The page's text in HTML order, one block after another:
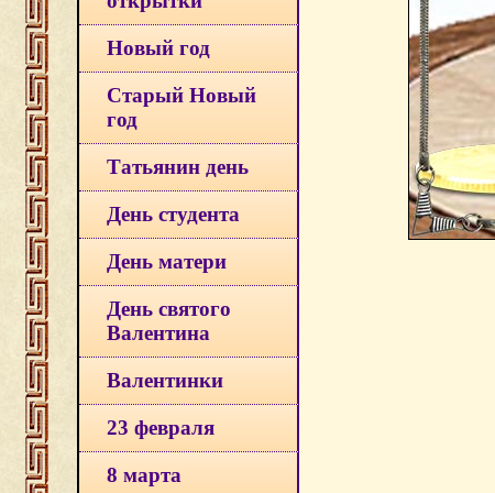
Новый год
Старый Новый
год
Татьянин день
День студента
День матери
День святого
Валентина
Валентинки
23 февраля
8 марта